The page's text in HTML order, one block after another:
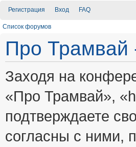
Регистрация Вход FAQ
Список форумов
Про
Заходя на
«Про Трамвай»,
подтверждаете
согласны с ними,